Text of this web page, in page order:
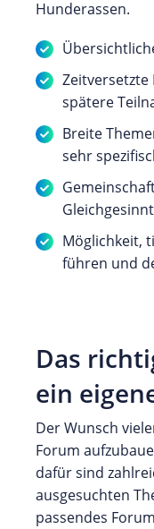
Hunderassen.
spätere
Breite
sehr
Möglichkeit,
führen und
Das
ein
Der Wunsch
Forum
dafür sind
ausgesuchten
passendes